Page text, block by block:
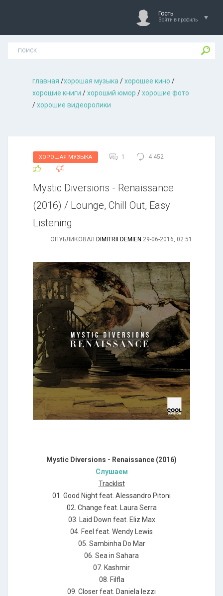
Гость
Войти в профиль
главная /хорошая музыкa /хорошее кино /
хорошие книги /хороший юмор /хорошие фото
/хорошие видеоролики
ХОРОШАЯ МУЗЫКА 1 4 452
Mystic Diversions - Renaissance
(2016) / Lounge, Chill Out, Easy
Listening
ОПУБЛИКОВАЛ DIMITRII.DEMIEN 29-06-2016, 02:51
Mystic Diversions - Renaissance (2016)
Слушаем
Tracklist
01. Good Night feat. Alessandro Pitoni
02. Change feat. Laura Serra
03. Laid Down feat. Eliz Max
04. Feel feat. Wendy Lewis
05. Sambinha Do Mar
06. Sea in Sahara
07. Kashmir
08. Filfla
09. Closer feat. Daniela Iezzi